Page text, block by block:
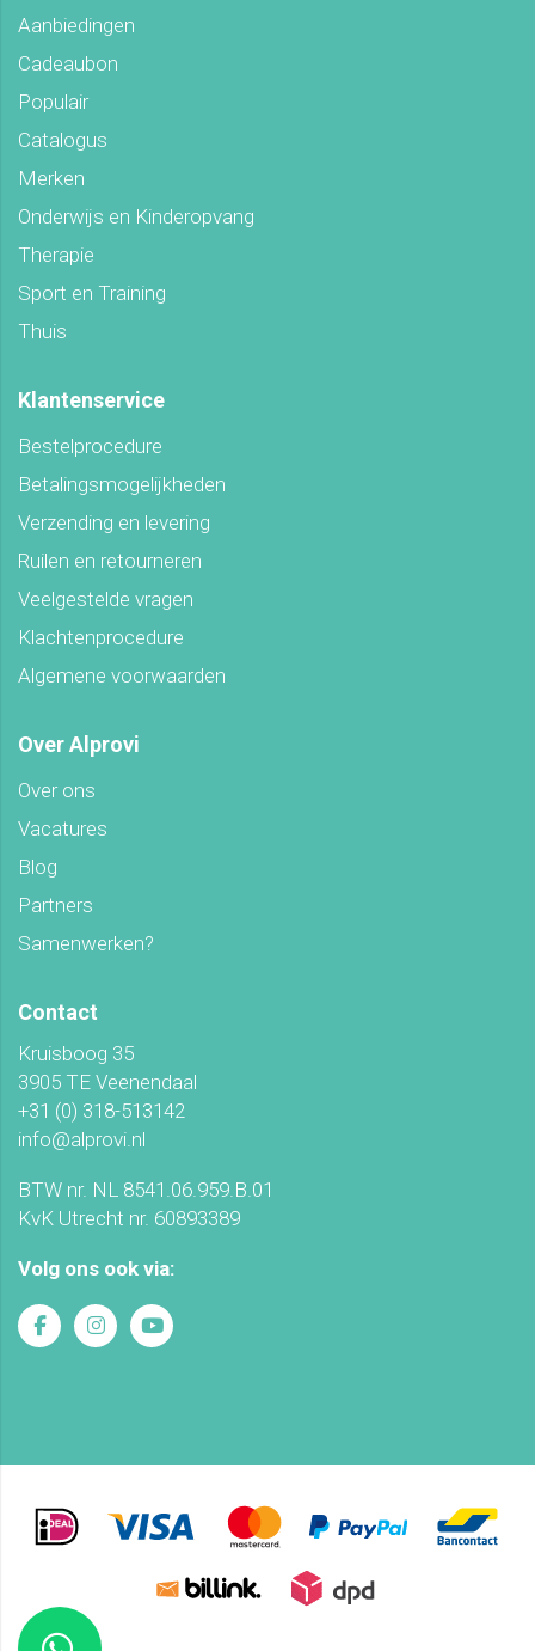
Aanbiedingen
Cadeaubon
Populair
Catalogus
Merken
Onderwijs en Kinderopvang
Therapie
Sport en Training
Thuis
Klantenservice
Bestelprocedure
Betalingsmogelijkheden
Verzending en levering
Ruilen en retourneren
Veelgestelde vragen
Klachtenprocedure
Algemene voorwaarden
Over Alprovi
Over ons
Vacatures
Blog
Partners
Samenwerken?
Contact
Kruisboog 35
3905 TE Veenendaal
+31 (0) 318-513142
info@alprovi.nl
BTW nr. NL 8541.06.959.B.01
KvK Utrecht nr. 60893389
Volg ons ook via: